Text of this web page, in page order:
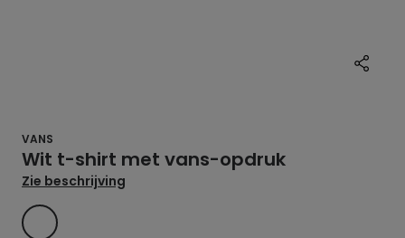
VANS
Wit t-shirt met vans-opdruk
Zie beschrijving
WIT